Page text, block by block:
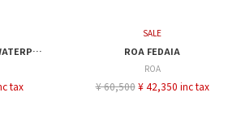
ROA GRASSLIKE 3L 10K WATERPROOF JACKET
tax
SALE
ROA FEDAIA
ROA
¥ 60,500 ¥ 42,350 inc tax